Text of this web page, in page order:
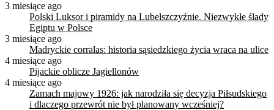
3 miesiące ago
Polski Luksor i piramidy na Lubelszczyźnie. Niezwykłe ślady
Egiptu w Polsce
3 miesiące ago
Madryckie corralas: historia sąsiedzkiego życia wraca na ulice
4 miesiące ago
Pijackie oblicze Jagiellonów
4 miesiące ago
Zamach majowy 1926: jak narodziła się decyzja Piłsudskiego
i dlaczego przewrót nie był planowany wcześniej?